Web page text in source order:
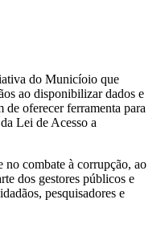
do Municíoio que
ao disponibilizar dados e
oferecer ferramenta para
Lei de Acesso a
no combate à corrupção, ao
dos gestores públicos e
pesquisadores e